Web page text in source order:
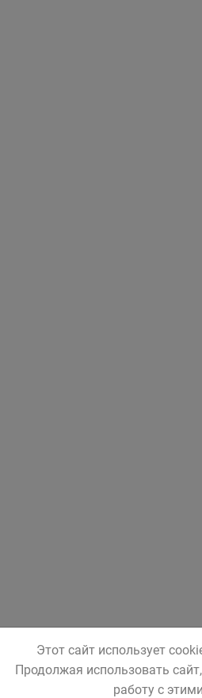
Этот сайт использует
Продолжая использовать
работу с